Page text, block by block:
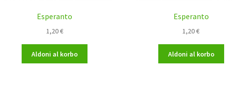
Esperanto
1,20€
Aldoni al korbo
Esperanto
1,20€
Aldoni al korbo